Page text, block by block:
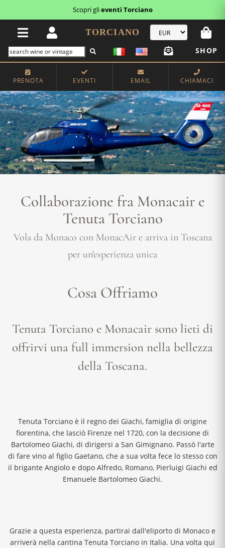
Scopri glieventi Torciano
TORCIANO
SHOP
PRENOTA EVENTI EMAIL CHIAMACI
Collaborazione fra Monacair e
Tenuta Torciano
Vola da Monaco con MonacAir e arriva in Toscana
per un'esperienza unica
Cosa Offriamo
Tenuta Torciano e Monacair sono lieti di
offrirvi una full immersion nella bellezza
della Toscana.
Tenuta Torciano è il regno dei Giachi, famiglia di origine
fiorentina, che lasciò Firenze nel 1720, con la decisione di
Bartolomeo Giachi, di dirigersi a San Gimignano. Passò l'arte
di fare vino al figlio Gaetano, che a sua volta fece lo stesso con
il brigante Angiolo e dopo Alfredo, Romano, Pierluigi Giachi ed
Emanuele Bartolomeo Giachi.
Grazie a questa esperienza, partirai dall'eliporto di Monaco e
arriverà nella cantina Tenuta Torciano in Italia. Una volta qui